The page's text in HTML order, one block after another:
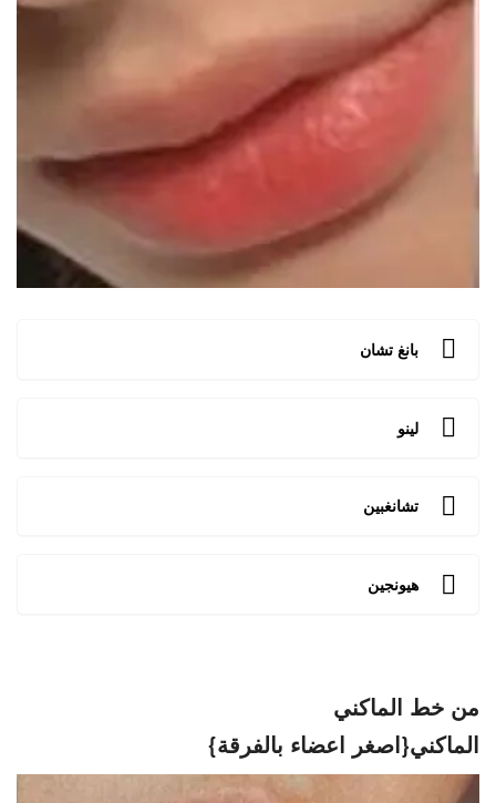
بانغ تشان
لينو
تشانغبين
هيونجين
من خط الماكني
الماكني{اصغر اعضاء بالفرقة}